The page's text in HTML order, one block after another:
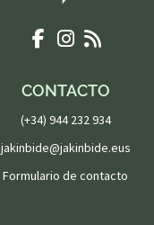
CONTACTO
(+34) 944 232 934
jakinbide@jakinbide.eus
Formulario de contacto